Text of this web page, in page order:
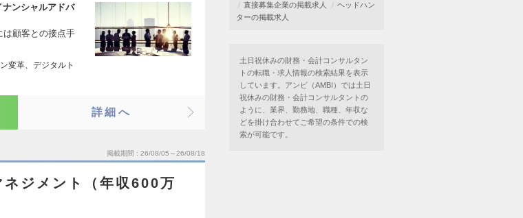
ンシャルアドバ
は顧客との接点手
変革、デジタルト
詳細へ
掲載期間 26/08/05～26/08/18
ジメント（年収600万
直接募集企業の掲載求人
ヘッドハン
ターの掲載求人
土日祝休みの財務・会計コンサルタン
トの転職・求人情報の検索結果を表示
しています。アンビ（AMBI）では土日
祝休みの財務・会計コンサルタントの
ように、業界、勤務地、職種、年収な
どを掛け合わせてご希望の条件での検
索が可能です。